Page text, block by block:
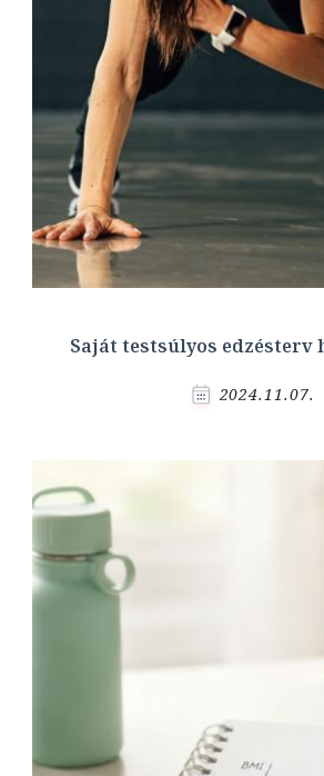
Saját testsúlyos edzésterv
2024.11.07.